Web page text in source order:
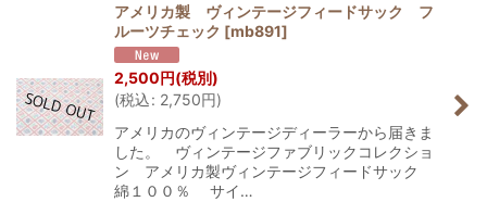
アメリカ製 ヴィンテージフィードサック フ
ルーツチェック [mb891]
2,500円(税別)
(税込: 2,750円)
アメリカのヴィンテージディーラーから届きま
した。 ヴィンテージファブリックコレクショ
ン アメリカ製ヴィンテージフィードサック
綿１００％ サイ…